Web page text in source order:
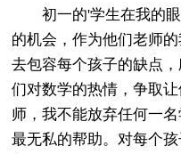
初一的'学生在我的眼
的机会，作为他们老师
去包容每个孩子的缺点
们对数学的热情，争取
师，我不能放弃任何一
最无私的帮助。对每个